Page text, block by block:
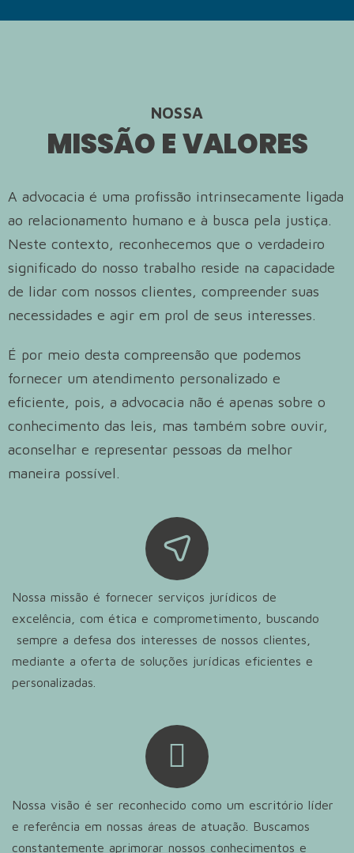
NOSSA
MISSÃO E VALORES
A advocacia é uma profissão intrinsecamente ligada
ao relacionamento humano e à busca pela justiça.
Neste contexto, reconhecemos que o verdadeiro
significado do nosso trabalho reside na capacidade
de lidar com nossos clientes, compreender suas
necessidades e agir em prol de seus interesses.
É por meio desta compreensão que podemos
fornecer um atendimento personalizado e
eficiente, pois, a advocacia não é apenas sobre o
conhecimento das leis, mas também sobre ouvir,
aconselhar e representar pessoas da melhor
maneira possível.
Nossa missão é fornecer serviços jurídicos de
excelência, com ética e comprometimento, buscando
sempre a defesa dos interesses de nossos clientes,
mediante a oferta de soluções jurídicas eficientes e
personalizadas.
Nossa visão é ser reconhecido como um escritório líder
e referência em nossas áreas de atuação. Buscamos
constantemente aprimorar nossos conhecimentos e